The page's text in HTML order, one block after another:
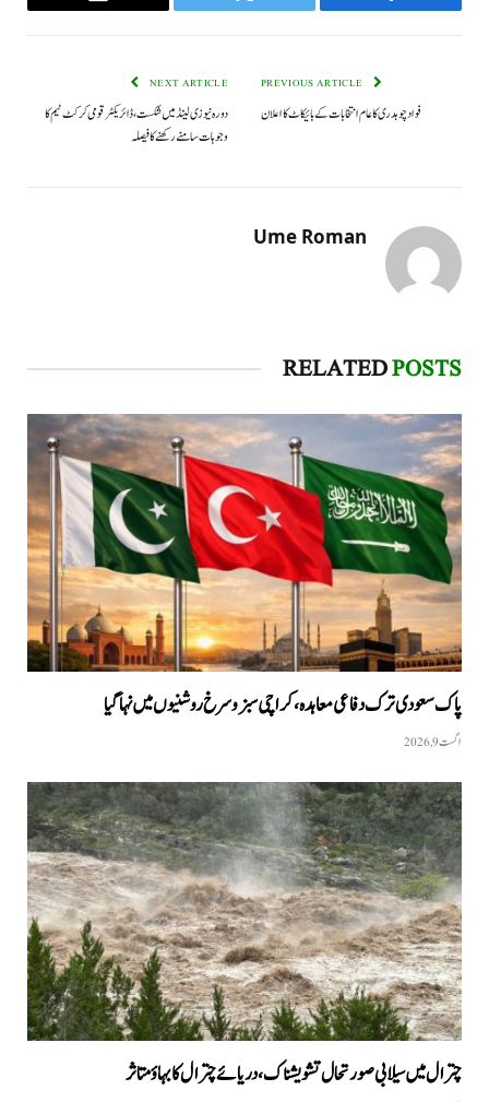
Facebook
Twitter
Email
فواد چوہدری کا عام انتخابات کے بائیکاٹ کا اعلان
NEXT ARTICLE
دورہ نیوزی لینڈ میں شکست، ڈائریکٹر قومی کرکٹ ٹیم کا
وجوہات سامنے رکھنے کا فیصلہ
Ume Roman
RELATEDPOSTS
پاک سعودی ترک دفاعی معاہدہ، کراچی سبز و سرخ روشنیوں میں نہا گیا
اگست 9, 2026
چترال میں سیلابی صورتحال تشویشناک، دریائے چترال کا بہاؤ متاثر